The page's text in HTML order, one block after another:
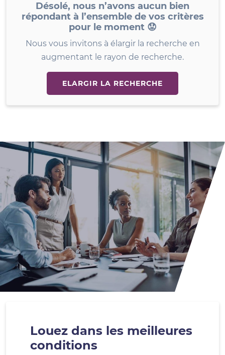
Désolé, nous n’avons aucun bien
répondant à l’ensemble de vos critères
pour le moment 😟
Nous vous invitons à élargir la recherche en
augmentant le rayon de recherche.
ELARGIR LA RECHERCHE
Louez dans les meilleures
conditions